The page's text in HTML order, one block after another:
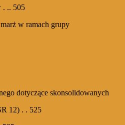
. .. 505
w ramach grupy
dotyczące skonsolidowanych
12) . . 525